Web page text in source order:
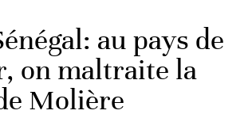
au pays de
on maltraite la
Molière